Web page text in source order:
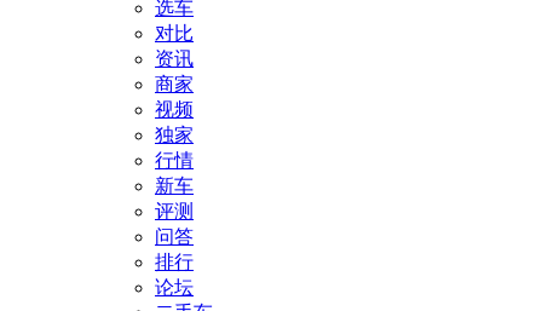
选车
对比
资讯
商家
视频
独家
行情
新车
评测
问答
排行
论坛